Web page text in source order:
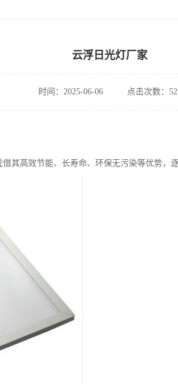
云浮日光灯厂家
时间：2025-06-06 点击次数：
其高效节能、长寿命、环保无污染等优势，